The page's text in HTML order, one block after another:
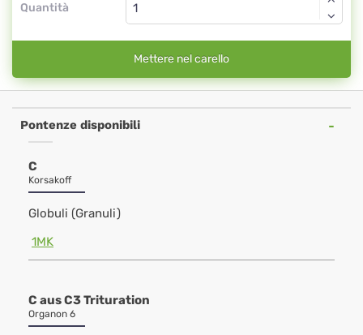
Quantità
Mettere nel carello
Pontenze disponibili
C
Korsakoff
Globuli (Granuli)
1MK
C aus C3 Trituration
Organon 6